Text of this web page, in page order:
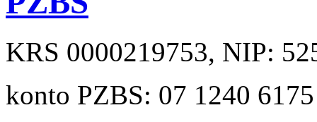
KRS 0000219753, NIP:
konto PZBS: 07 1240